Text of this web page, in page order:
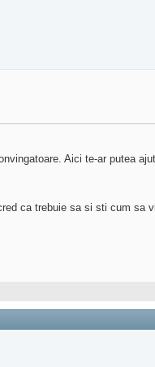
Aici te-ar putea
ca trebuie sa si sti cum sa